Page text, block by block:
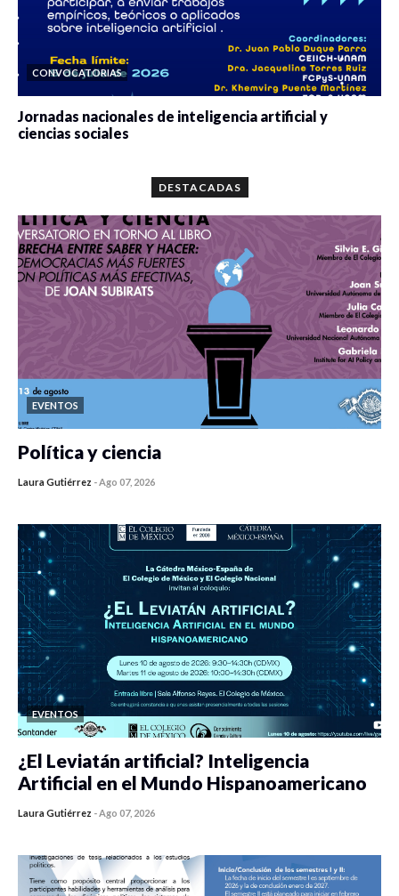
CONVOCATORIAS
Jornadas nacionales de inteligencia artificial y
ciencias sociales
DESTACADAS
EVENTOS
Política y ciencia
Laura Gutiérrez -Ago 07, 2026
EVENTOS
¿El Leviatán artificial? Inteligencia
Artificial en el Mundo Hispanoamericano
Laura Gutiérrez -Ago 07, 2026